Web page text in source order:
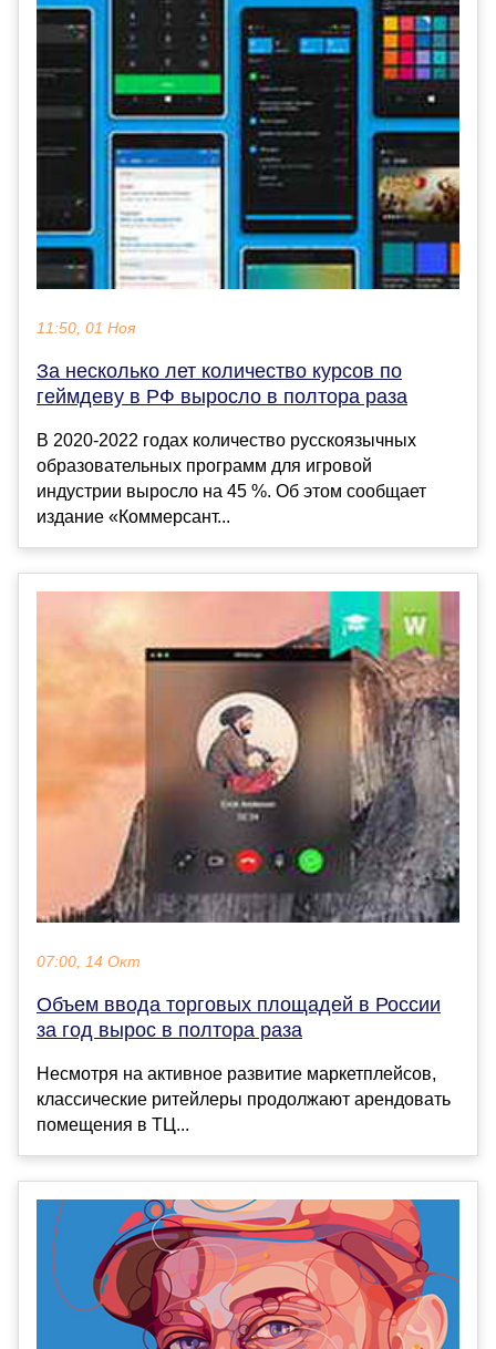
11:50, 01 Ноя
За несколько лет количество курсов по
геймдеву в РФ выросло в полтора раза
В 2020-2022 годах количество русскоязычных
образовательных программ для игровой
индустрии выросло на 45 %. Об этом сообщает
издание «Коммерсант...
07:00, 14 Окт
Объем ввода торговых площадей в России
за год вырос в полтора раза
Несмотря на активное развитие маркетплейсов,
классические ритейлеры продолжают арендовать
помещения в ТЦ...